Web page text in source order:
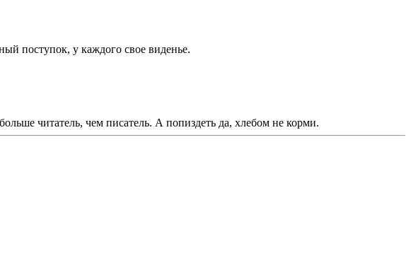
поступок, у каждого свое виденье.
читатель, чем писатель. А попиздеть да, хлебом не корми.